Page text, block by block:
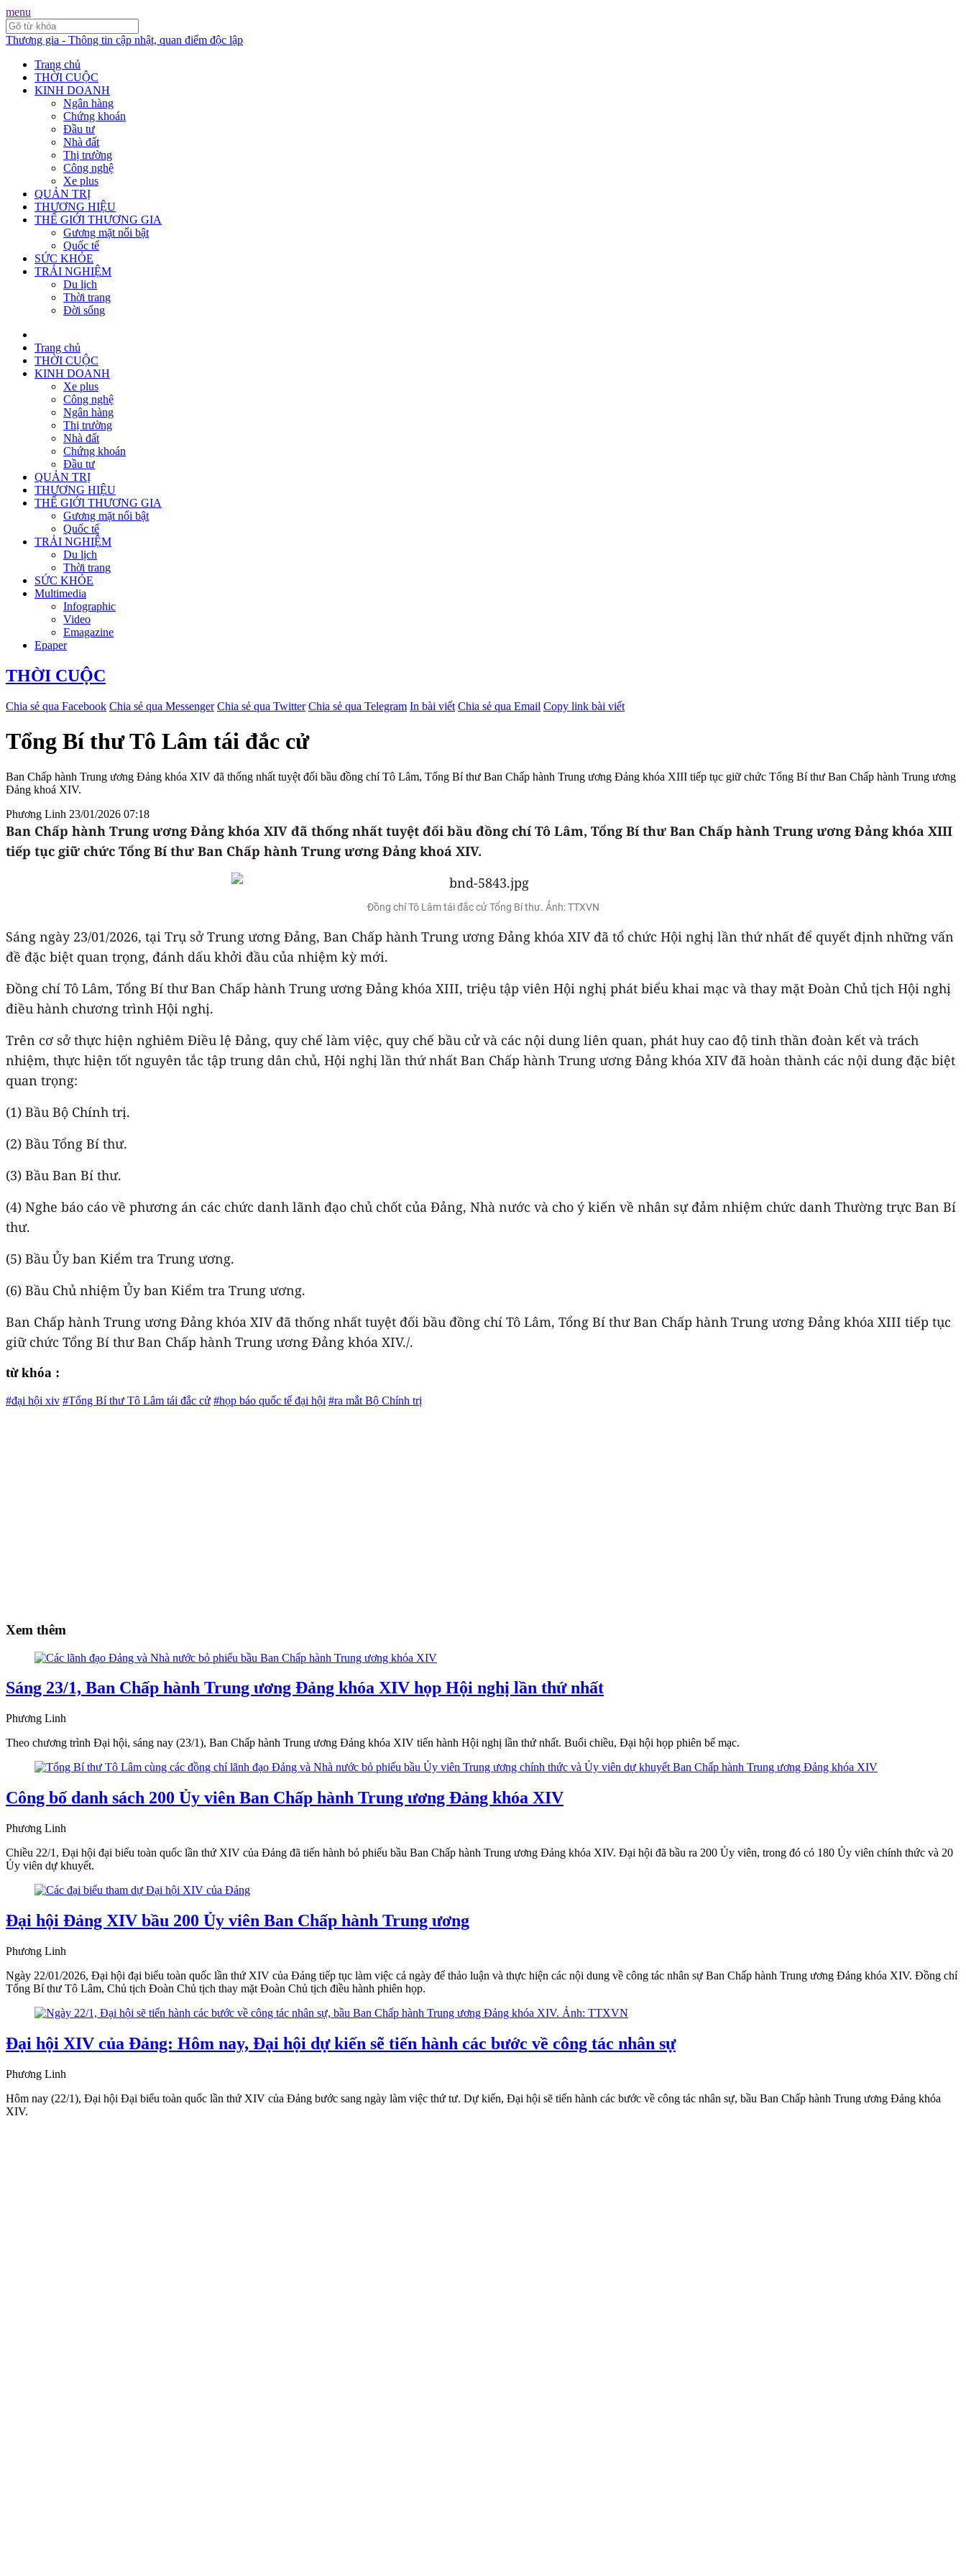
menu
Thương gia - Thông tin cập nhật, quan điểm độc lập
Trang chủ
THỜI CUỘC
KINH DOANH
Ngân hàng
Chứng khoán
Đầu tư
Nhà đất
Thị trường
Công nghệ
Xe plus
QUẢN TRỊ
THƯƠNG HIỆU
THẾ GIỚI THƯƠNG GIA
Gương mặt nổi bật
Quốc tế
SỨC KHỎE
TRẢI NGHIỆM
Du lịch
Thời trang
Đời sống
Trang chủ
THỜI CUỘC
KINH DOANH
Xe plus
Công nghệ
Ngân hàng
Thị trường
Nhà đất
Chứng khoán
Đầu tư
QUẢN TRỊ
THƯƠNG HIỆU
THẾ GIỚI THƯƠNG GIA
Gương mặt nổi bật
Quốc tế
TRẢI NGHIỆM
Du lịch
Thời trang
SỨC KHỎE
Multimedia
Infographic
Video
Emagazine
Epaper
THỜI CUỘC
Chia sẻ qua Facebook Chia sẻ qua Messenger Chia sẻ qua Twitter Chia sẻ qua Telegram In bài viết Chia sẻ qua Email Copy link bài viết
Tổng Bí thư Tô Lâm tái đắc cử
Ban Chấp hành Trung ương Đảng khóa XIV đã thống nhất tuyệt đối bầu đồng chí Tô Lâm, Tổng Bí thư Ban Chấp hành Trung ương Đảng khóa XIII tiếp tục giữ chức Tổng Bí thư Ban Chấp hành Trung ương
Đảng khoá XIV.
Phương Linh 23/01/2026 07:18
Ban Chấp hành Trung ương Đảng khóa XIV đã thống nhất tuyệt đối bầu đồng chí Tô Lâm, Tổng Bí thư Ban Chấp hành Trung ương Đảng khóa XIII
tiếp tục giữ chức Tổng Bí thư Ban Chấp hành Trung ương Đảng khoá XIV.
Đồng chí Tô Lâm tái đắc cử Tổng Bí thư. Ảnh: TTXVN
Sáng ngày 23/01/2026, tại Trụ sở Trung ương Đảng, Ban Chấp hành Trung ương Đảng khóa XIV đã tổ chức Hội nghị lần thứ nhất để quyết định những vấn
đề đặc biệt quan trọng, đánh dấu khởi đầu của nhiệm kỳ mới.
Đồng chí Tô Lâm, Tổng Bí thư Ban Chấp hành Trung ương Đảng khóa XIII, triệu tập viên Hội nghị phát biểu khai mạc và thay mặt Đoàn Chủ tịch Hội nghị
điều hành chương trình Hội nghị.
Trên cơ sở thực hiện nghiêm Điều lệ Đảng, quy chế làm việc, quy chế bầu cử và các nội dung liên quan, phát huy cao độ tinh thần đoàn kết và trách
nhiệm, thực hiện tốt nguyên tắc tập trung dân chủ, Hội nghị lần thứ nhất Ban Chấp hành Trung ương Đảng khóa XIV đã hoàn thành các nội dung đặc biệt
quan trọng:
(1) Bầu Bộ Chính trị.
(2) Bầu Tổng Bí thư.
(3) Bầu Ban Bí thư.
(4) Nghe báo cáo về phương án các chức danh lãnh đạo chủ chốt của Đảng, Nhà nước và cho ý kiến về nhân sự đảm nhiệm chức danh Thường trực Ban Bí
thư.
(5) Bầu Ủy ban Kiểm tra Trung ương.
(6) Bầu Chủ nhiệm Ủy ban Kiểm tra Trung ương.
Ban Chấp hành Trung ương Đảng khóa XIV đã thống nhất tuyệt đối bầu đồng chí Tô Lâm, Tổng Bí thư Ban Chấp hành Trung ương Đảng khóa XIII tiếp tục
giữ chức Tổng Bí thư Ban Chấp hành Trung ương Đảng khóa XIV./.
từ khóa :
#đại hội xiv #Tổng Bí thư Tô Lâm tái đắc cử #họp báo quốc tế đại hội #ra mắt Bộ Chính trị
Xem thêm
Sáng 23/1, Ban Chấp hành Trung ương Đảng khóa XIV họp Hội nghị lần thứ nhất
Phương Linh
Theo chương trình Đại hội, sáng nay (23/1), Ban Chấp hành Trung ương Đảng khóa XIV tiến hành Hội nghị lần thứ nhất. Buổi chiều, Đại hội họp phiên bế mạc.
Công bố danh sách 200 Ủy viên Ban Chấp hành Trung ương Đảng khóa XIV
Phương Linh
Chiều 22/1, Đại hội đại biểu toàn quốc lần thứ XIV của Đảng đã tiến hành bỏ phiếu bầu Ban Chấp hành Trung ương Đảng khóa XIV. Đại hội đã bầu ra 200 Ủy viên, trong đó có 180 Ủy viên chính thức và 20
Ủy viên dự khuyết.
Đại hội Đảng XIV bầu 200 Ủy viên Ban Chấp hành Trung ương
Phương Linh
Ngày 22/01/2026, Đại hội đại biểu toàn quốc lần thứ XIV của Đảng tiếp tục làm việc cả ngày để thảo luận và thực hiện các nội dung về công tác nhân sự Ban Chấp hành Trung ương Đảng khóa XIV. Đồng chí
Tổng Bí thư Tô Lâm, Chủ tịch Đoàn Chủ tịch thay mặt Đoàn Chủ tịch điều hành phiên họp.
Đại hội XIV của Đảng: Hôm nay, Đại hội dự kiến sẽ tiến hành các bước về công tác nhân sự
Phương Linh
Hôm nay (22/1), Đại hội Đại biểu toàn quốc lần thứ XIV của Đảng bước sang ngày làm việc thứ tư. Dự kiến, Đại hội sẽ tiến hành các bước về công tác nhân sự, bầu Ban Chấp hành Trung ương Đảng khóa
XIV.